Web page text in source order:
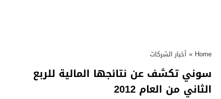
Home
» أخبار الشركات
سوني تكشف عن نتائجها المالية للربع
الثاني من العام 2012